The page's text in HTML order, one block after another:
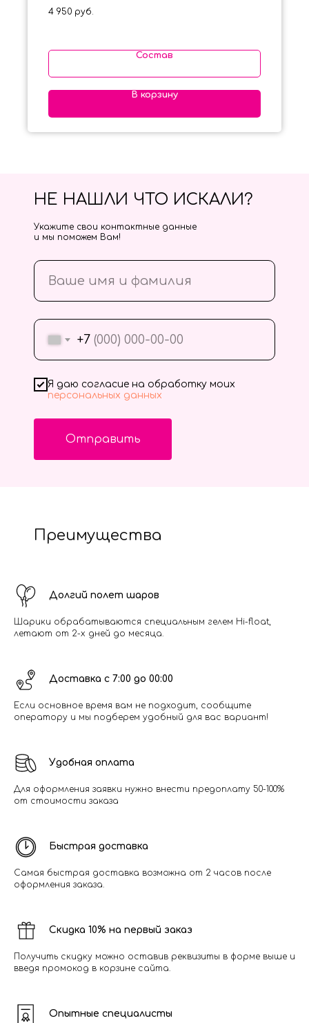
4 950 руб.
Состав
В корзину
+7
Я даю согласие на обработку моих
персональных данных
Отправить
НЕ НАШЛИ ЧТО ИСКАЛИ?
Укажите свои контактные данные
и мы поможем Вам!
Преимущества
Долгий полет шаров
Шарики обрабатываются специальным гелем Hi-float,
летают от 2-х дней до месяца.
Доставка с 7:00 до 00:00
Если основное время вам не подходит, сообщите
оператору и мы подберем удобный для вас вариант!
Удобная оплата
Для оформления заявки нужно внести предоплату 50-100%
от стоимости заказа
Быстрая доставка
Самая быстрая доставка возможна от 2 часов после
оформления заказа.
Скидка 10% на первый заказ
Получить скидку можно оставив реквизиты в форме выше и
введя промокод в корзине сайта.
Опытные специалисты